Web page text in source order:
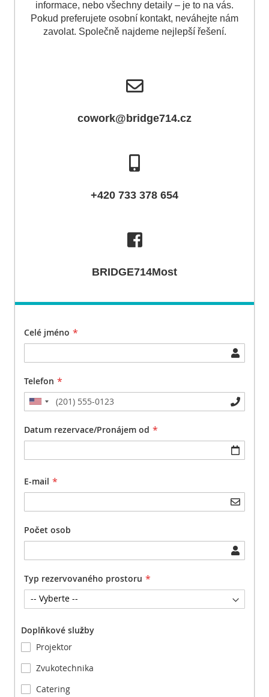
informace, nebo všechny detaily – je to na vás.
Pokud preferujete osobní kontakt, neváhejte nám
zavolat. Společně najdeme nejlepší řešení.
cowork@bridge714.cz
+420 733 378 654
BRIDGE714Most
Celé jméno
Telefon
Datum rezervace/Pronájem od
E-mail
Počet osob
Typ rezervovaného prostoru
Doplňkové služby
Projektor
Zvukotechnika
Catering